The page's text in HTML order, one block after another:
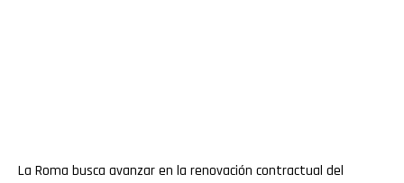
La Roma busca avanzar en la renovación contractual del